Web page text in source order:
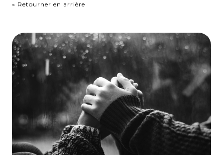
« Retourner en arrière